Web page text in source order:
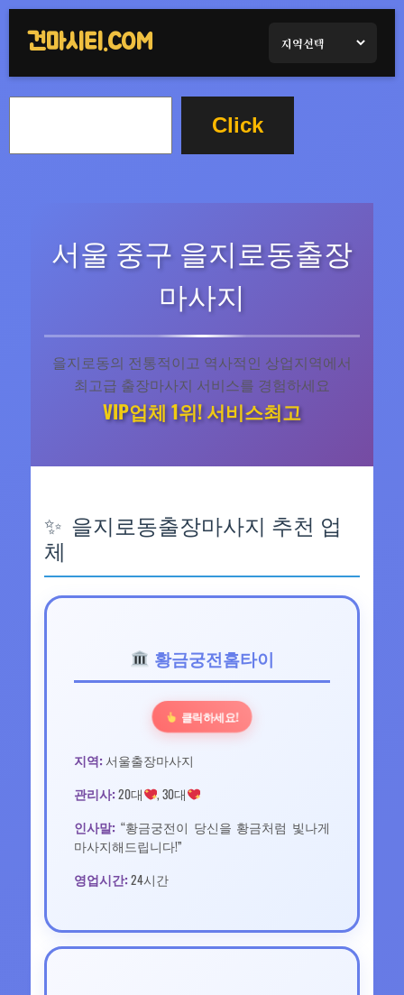
가
건마시티.COM
Click
서울 중구 을지로동출장
마사지
을지로동의 전통적이고 역사적인 상업지역에서
최고급 출장마사지 서비스를 경험하세요
VIP업체 1위! 서비스최고
을지로동출장마사지 추천 업
체
황금궁전홈타이
클릭하세요!
지역: 서울출장마사지
관리사: 20대 , 30대
인사말: “황금궁전이 당신을 황금처럼 빛나게
마사지해드립니다!”
영업시간: 24시간